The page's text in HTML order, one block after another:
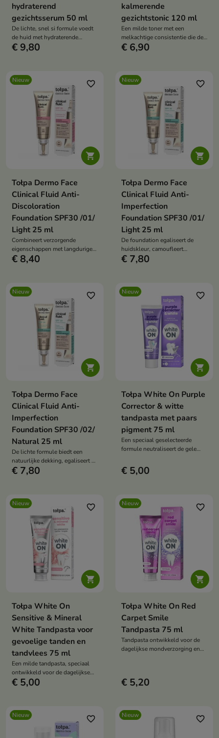
hydraterend
gezichtsserum 50 ml
De lichte, snel si formule voedt
de huid met hydraterende
ingrediënten.
€ 9,80
kalmerende
gezichtstonic 120 ml
Een milde toner met een
melkachtige consistentie die de
huid na het reinigen helpt te
€ 6,90
Nieuw

favorite_border
Tołpa Dermo Face
Clinical Fluid Anti-
Discoloration
Foundation SPF30 /01/
Light 25 ml
Combineert verzorgende
eigenschappen met langdurige
make-up en camoufleert effectief
€ 8,40
Nieuw

favorite_border
Tołpa Dermo Face
Clinical Fluid Anti-
Imperfection
Foundation SPF30 /01/
Light 25 ml
De foundation egaliseert de
huidskleur, camoufleert
roodheid en beschermt de huid
€ 7,80
Nieuw

favorite_border
Tołpa Dermo Face
Clinical Fluid Anti-
Imperfection
Foundation SPF30 /02/
Natural 25 ml
De lichte formule biedt een
natuurlijke dekking, egaliseert de
huidtint en helpt oneffenheden
€ 7,80
Nieuw

favorite_border
Tołpa White On Purple
Corrector & witte
tandpasta met paars
pigment 75 ml
Een speciaal geselecteerde
formule neutraliseert de gele
glazuuroppervlak.
€ 5,00
Nieuw

favorite_border
Tołpa White On
Sensitive & Mineral
White Tandpasta voor
gevoelige tanden en
tandvlees 75 ml
Een milde tandpasta, speciaal
ontwikkeld voor de dagelijkse
verzorging van gevoelige tanden
€ 5,00
Nieuw

favorite_border
Tołpa White On Red
Carpet Smile
Tandpasta 75 ml
Tandpasta ontwikkeld voor de
dagelijkse mondverzorging en
€ 5,20
Nieuw favorite_border Nieuw favorite_border